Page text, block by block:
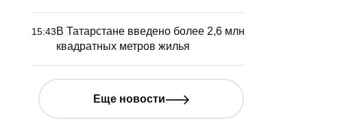
15:43В Татарстане введено более 2,6 млн
квадратных метров жилья
Еще новости